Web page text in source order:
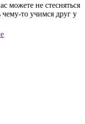
можете не стесняться
то учимся друг у